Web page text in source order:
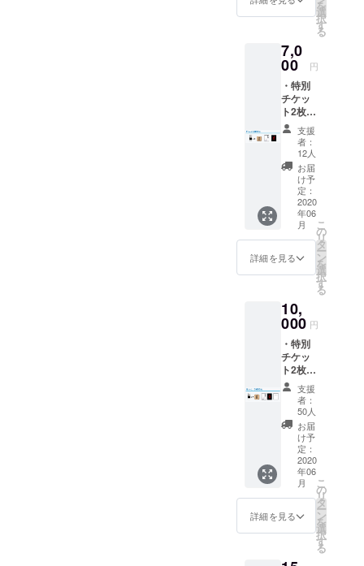
品『宝
物の抱
た』
DVD ※
画像は
イメー
ジで
す。実
際とは
異なる
場合が
ござい
ます。
を
選
択
す
る
7,0
00 円
・特別
チケッ
ト2枚
・映画
『いつ
くしみ
ふか
き』オ
リジナ
ルコー
スター
・大山
監督作
品『ほ
るも
ん』
大山監
督作品
『真夜
中の昼
下が
り』
DVD ※
画像は
イメー
ジで
す。実
際とは
異なる
場合が
ござい
ます。
支援
者：
12人
お届
け予
定：
2020
年06
月
詳細を見る
こ
の
リ
タ
ー
ン
を
選
択
す
る
10,
000 円
・特別
チケッ
ト2枚
・映画
『いつ
くしみ
ふか
き』オ
リジナ
ルコー
スター
・大山
監督作
品『ほ
るも
ん』
支援
者：
50人
お届
け予
定：
2020
年06
月
詳細を見る
こ
の
リ
タ
ー
ン
を
選
択
す
る